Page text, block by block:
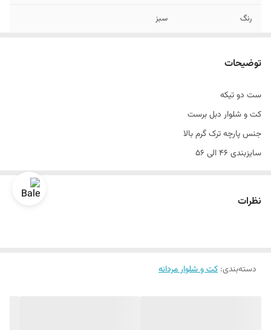
رنگ سبز
جلیقه
سایزبندی
توضیحات
ست دو تیکه
کت و شلوار دبل برست
جنس پارچه ترک گرم بالا
سایزبندی ۴۶ الی ۵۶
یک الی دو درجه تفاوت رنگ درنظر گرفته شود
نظرات
دسته‌بندی: کت و شلوار مردانه